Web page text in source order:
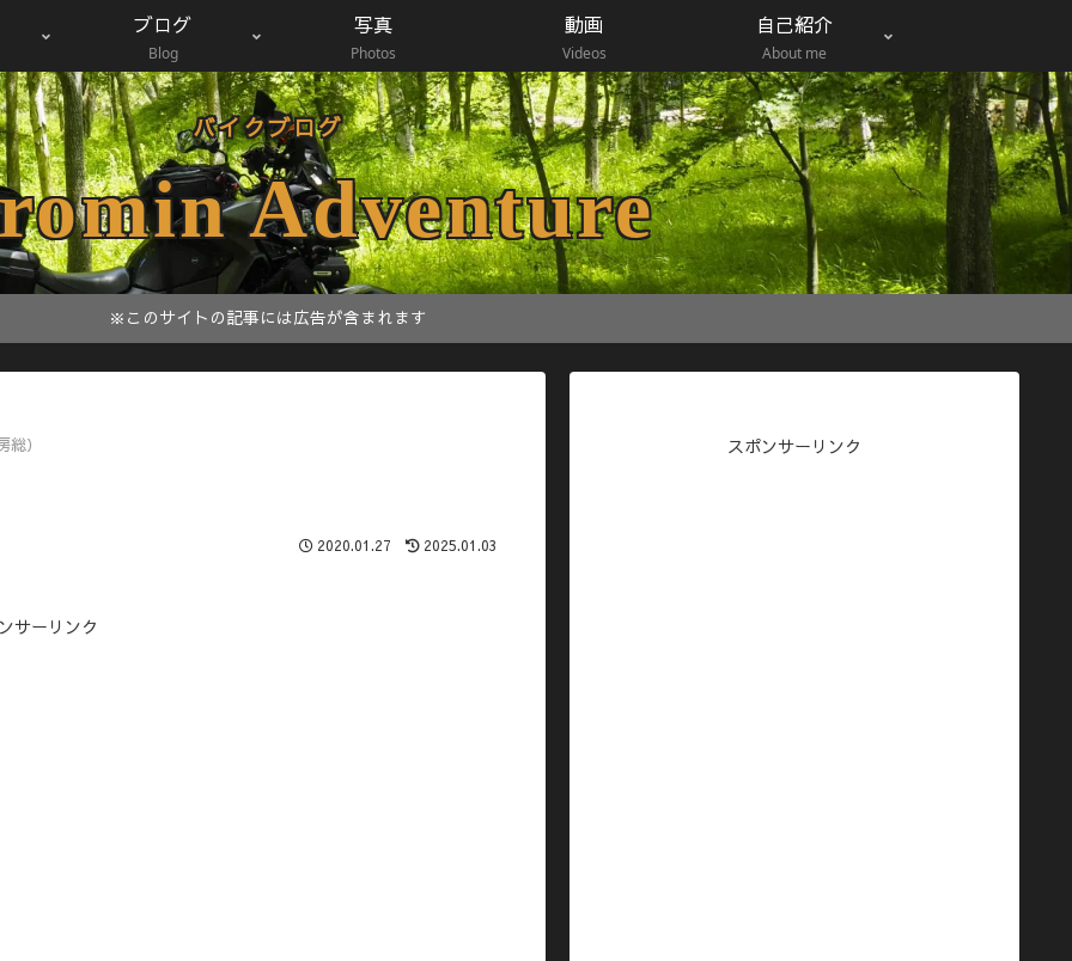
バイクブログ
Adventure
ブログ
Blog
写真
Photos
動画
Videos
自己紹介
About me
※このサイトの記事には広告が含まれます
）
2020.01.27 2025.01.03
サーリンク
スポンサーリンク